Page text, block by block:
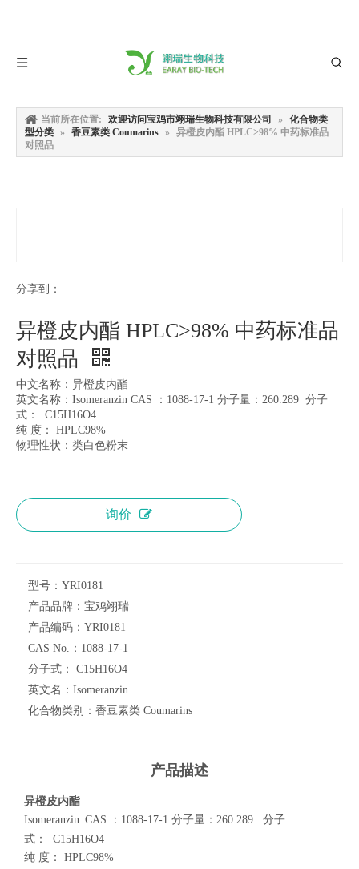
当前所在位置: 欢迎访问宝鸡市翊瑞生物科技有限公司 »
化合物类
型分类 » 香豆素类 Coumarins »
异橙皮内酯 HPLC>98% 中药标准品
对照品
分享到：
异橙皮内酯 HPLC>98% 中药标准品
对照品
中文名称：异橙皮内酯
英文名称：Isomeranzin CAS ：1088-17-1 分子量：260.289 分子
式： C15H16O4
纯 度： HPLC98%
物理性状：类白色粉末
询价
型号： YRI0181
产品品牌： 宝鸡翊瑞
产品编码： YRI0181
CAS No.： 1088-17-1
分子式：
C15H16O4
英文名： Isomeranzin
化合物类别： 香豆素类 Coumarins
产品描述
异橙皮内酯
Isomeranzin CAS ： 1088-17-1 分子量： 260.289 分子
式：
C15H16O4
纯 度：
HPLC98%